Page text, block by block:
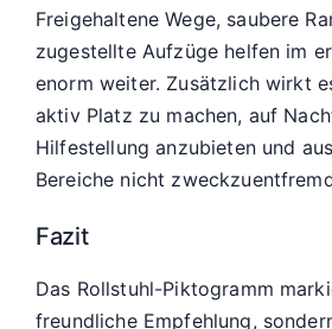
Freigehaltene Wege, saubere
zugestellte Aufzüge helfen im
enorm weiter. Zusätzlich wirkt
aktiv Platz zu machen, auf
Hilfestellung anzubieten und
Bereiche nicht
Fazit
Das Rollstuhl-Piktogramm
freundliche Empfehlung,